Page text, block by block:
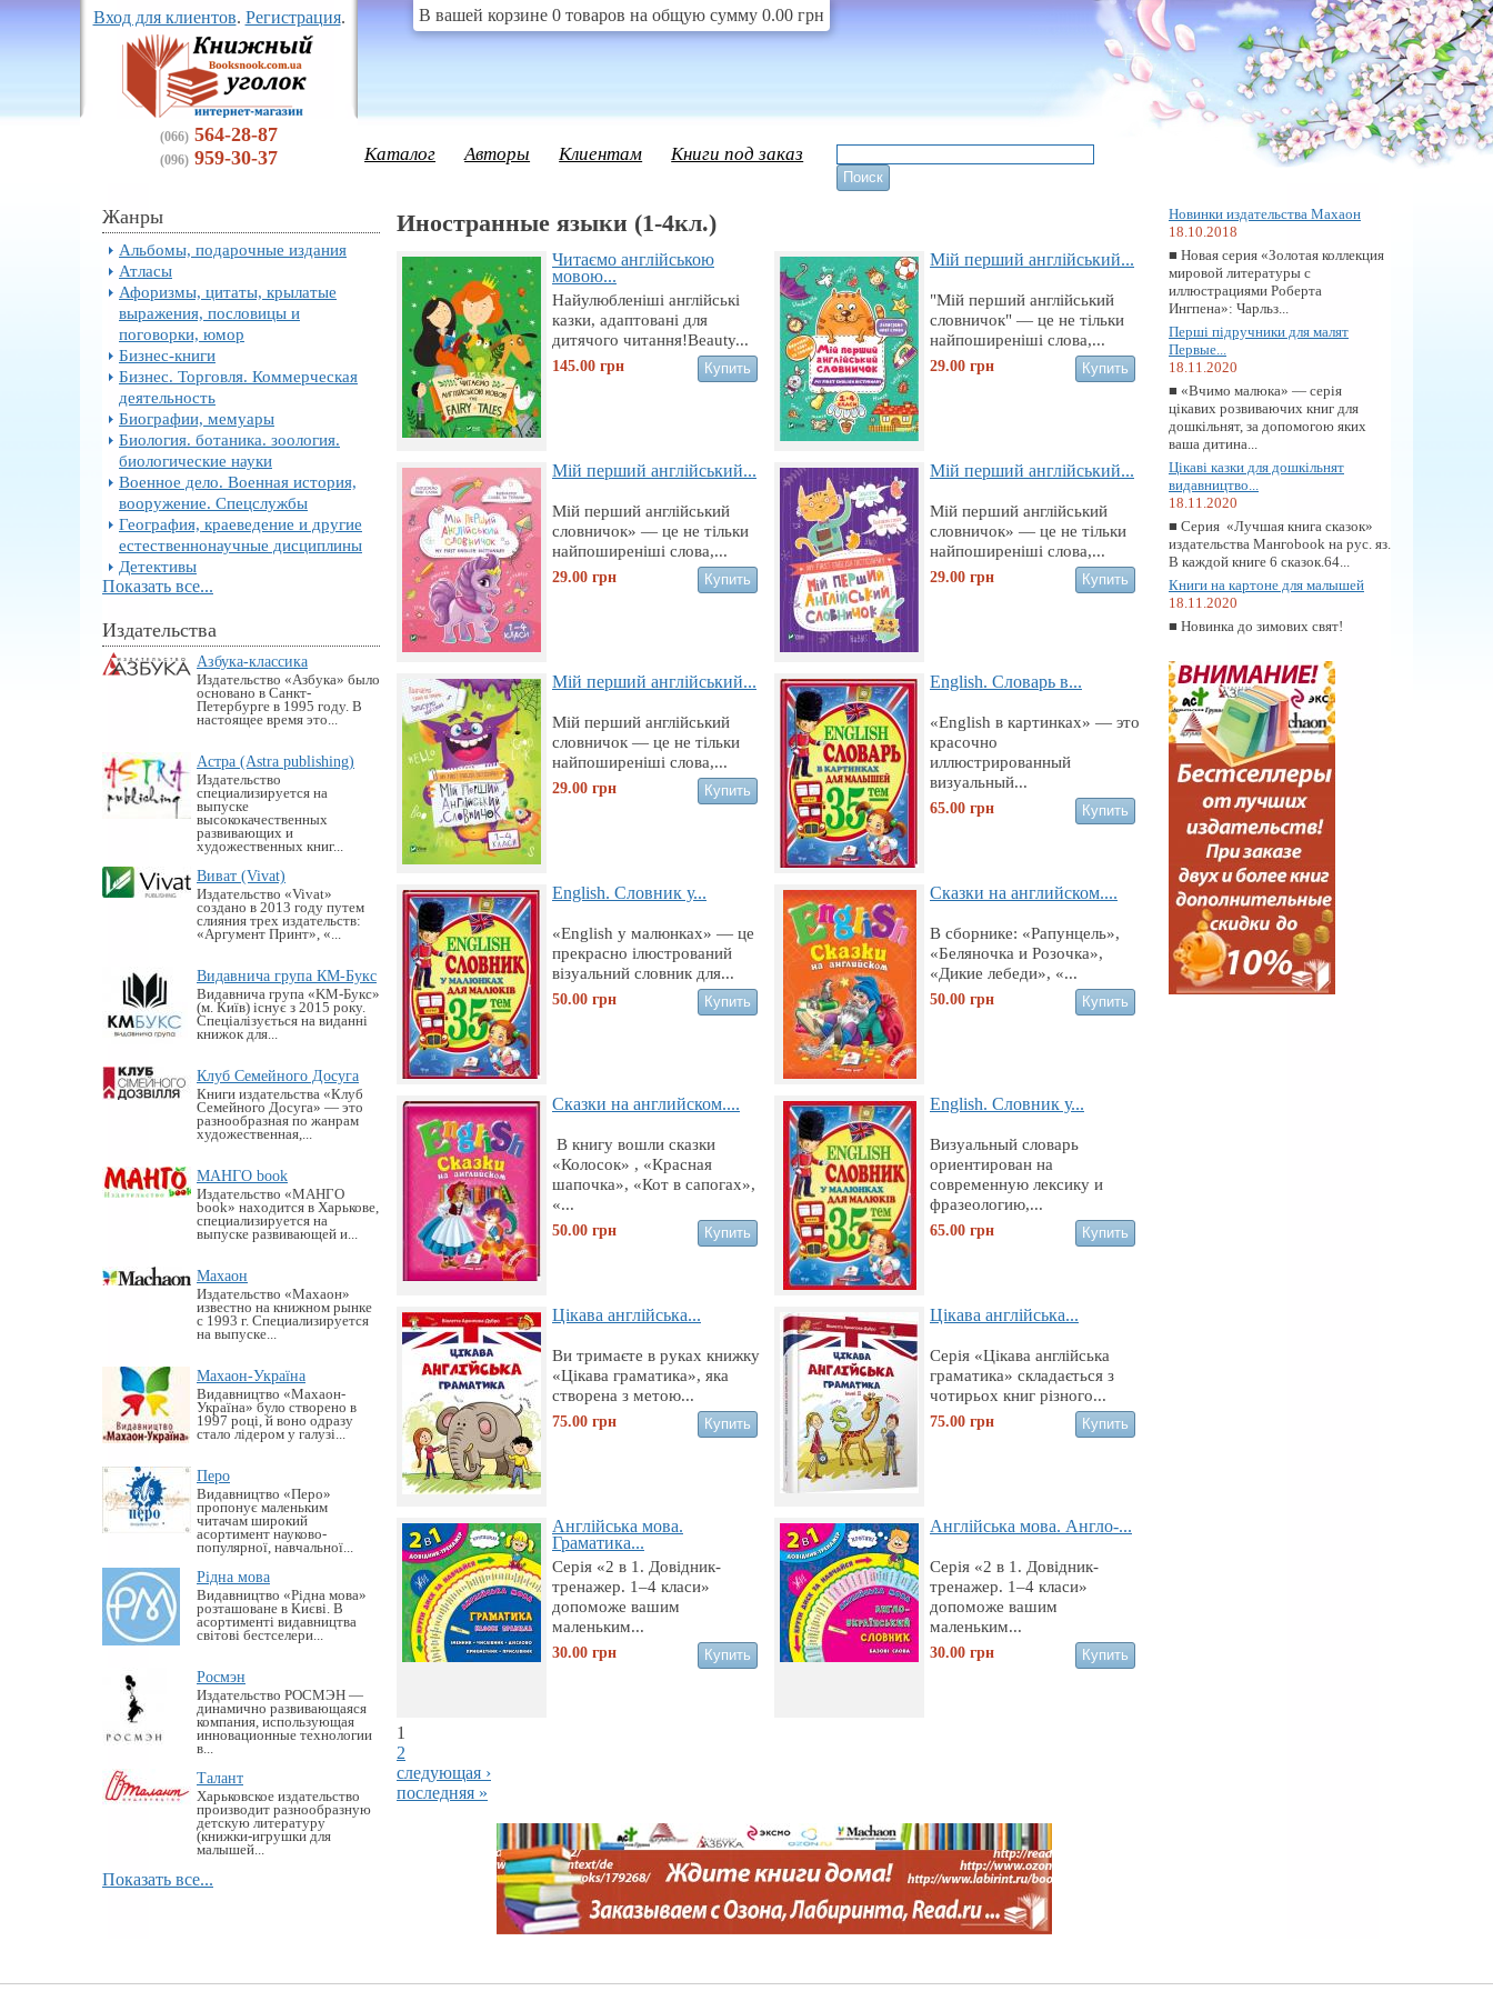
Вход для клиентов. Регистрация.
(066) 564-28-87
(096) 959-30-37
В вашей корзине 0 товаров на общую сумму 0.00 грн
Каталог Авторы Клиентам Книги под заказ
Жанры
Альбомы, подарочные издания
Атласы
Афоризмы, цитаты, крылатые
выражения, пословицы и
поговорки, юмор
Бизнес-книги
Бизнес. Торговля. Коммерческая
деятельность
Биографии, мемуары
Биология. ботаника. зоология.
биологические науки
Военное дело. Военная история,
вооружение. Спецслужбы
География, краеведение и другие
естественнонаучные дисциплины
Детективы
Показать все...
Издательства
Азбука-классика
Издательство «Азбука» было
основано в Санкт-
Петербурге в 1995 году. В
настоящее время это...
Астра (Astra publishing)
Издательство
специализируется на
выпуске
высококачественных
развивающих и
художественных книг...
Виват (Vivat)
Издательство «Vivat»
создано в 2013 году путем
слияния трех издательств:
«Аргумент Принт», «...
Видавнича група КМ-Букс
Видавнича група «KM-Букс»
(м. Київ) існує з 2015 року.
Спеціалізується на виданні
книжок для...
Клуб Семейного Досуга
Книги издательства «Клуб
Семейного Досуга» — это
разнообразная по жанрам
художественная,...
МАНГО book
Издательство «MАНГО
book» находится в Харькове,
специализируется на
выпуске развивающей и...
Махаон
Издательство «Махаон»
известно на книжном рынке
с 1993 г. Специализируется
на выпуске...
Махаон-Україна
Видавництво «Махаон-
Україна» було створено в
1997 році, й воно одразу
стало лідером у галузі...
Перо
Видавництво «Перо»
пропонує маленьким
читачам широкий
асортимент науково-
популярної, навчальної...
Рідна мова
Видавництво «Рідна мова»
розташоване в Києві. В
асортименті видавництва
світові бестселери...
Росмэн
Издательство РОСМЭН —
динамично развивающаяся
компания, использующая
инновационные технологии
в...
Талант
Харьковское издательство
производит разнообразную
детскую литературу
(книжки-игрушки для
малышей...
Показать все...
Новинки издательства Махаон
18.10.2018
■ Новая серия «Золотая коллекция
мировой литературы с
иллюстрациями Роберта
Ингпена»: Чарльз...
Перші підручники для малят
Первые...
18.11.2020
■ «Вчимо малюка» — серія
цікавих розвиваючих книг для
дошкільнят, за допомогою яких
ваша дитина...
Цікаві казки для дошкільнят
видавництво...
18.11.2020
■ Серия «Лучшая книга сказок»
издательства Мангоbook на рус. яз.
В каждой книге 6 сказок.64...
Книги на картоне для малышей
18.11.2020
■ Новинка до зимових свят!
Иностранные языки (1-4кл.)
Читаємо англійською
мовою...
Найулюбленіші англійські
казки, адаптовані для
дитячого читання!Beauty...
145.00 грн
Мій перший англійський...
"Мiй перший англiйський
словничок" — це не тiльки
найпоширенiшi слова,...
29.00 грн
Мій перший англійський...
Мiй перший англiйський
словничок» — це не тiльки
найпоширенiшi слова,...
29.00 грн
Мій перший англійський...
Мiй перший англiйський
словничок» — це не тiльки
найпоширенiшi слова,...
29.00 грн
Мій перший англійський...
Мiй перший англiйський
словничок — це не тiльки
найпоширенiшi слова,...
29.00 грн
English. Словарь в...
«English в картинках» — это
красочно
иллюстрированный
визуальный...
65.00 грн
English. Словник у...
«English у малюнках» — це
прекрасно ілюстрований
візуальний словник для...
50.00 грн
Сказки на английском....
В сборнике: «Рапунцель»,
«Беляночка и Розочка»,
«Дикие лебеди», «...
50.00 грн
Сказки на английском....
В книгу вошли сказки
«Колосок» , «Красная
шапочка», «Кот в сапогах»,
«...
50.00 грн
English. Словник у...
Визуальный словарь
ориентирован на
современную лексику и
фразеологию,...
65.00 грн
Цікава англійська...
Ви тримаєте в руках книжку
«Цікава граматика», яка
створена з метою...
75.00 грн
Цікава англійська...
Серія «Цікава англійська
граматика» складається з
чотирьох книг різного...
75.00 грн
Англійська мова.
Граматика...
Серія «2 в 1. Довідник-
тренажер. 1–4 класи»
допоможе вашим
маленьким...
30.00 грн
Англійська мова. Англо-...
Серія «2 в 1. Довідник-
тренажер. 1–4 класи»
допоможе вашим
маленьким...
30.00 грн
1
2
следующая ›
последняя »